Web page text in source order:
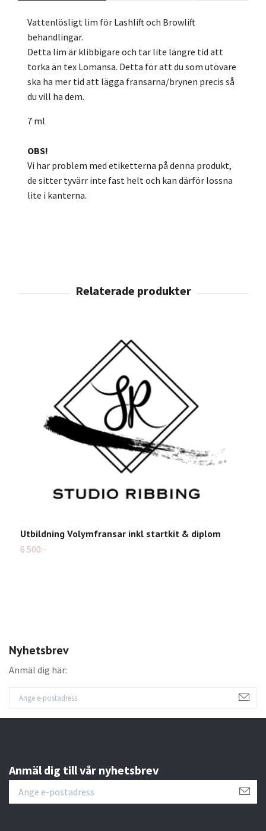
Nyhetsbrev
Anmäl dig här:
Vattenlösligt lim för Lashlift och Browlift
behandlingar.
Detta lim är klibbigare och tar lite längre tid att
torka än tex Lomansa. Detta för att du som utövare
ska ha mer tid att lägga fransarna/brynen precis så
du vill ha dem.
7 ml
OBS!
Vi har problem med etiketterna på denna produkt,
de sitter tyvärr inte fast helt och kan därför lossna
lite i kanterna.
Utbildning Volymfransar inkl startkit & diplom
6 500:-
Anmäl dig till vår nyhetsbrev